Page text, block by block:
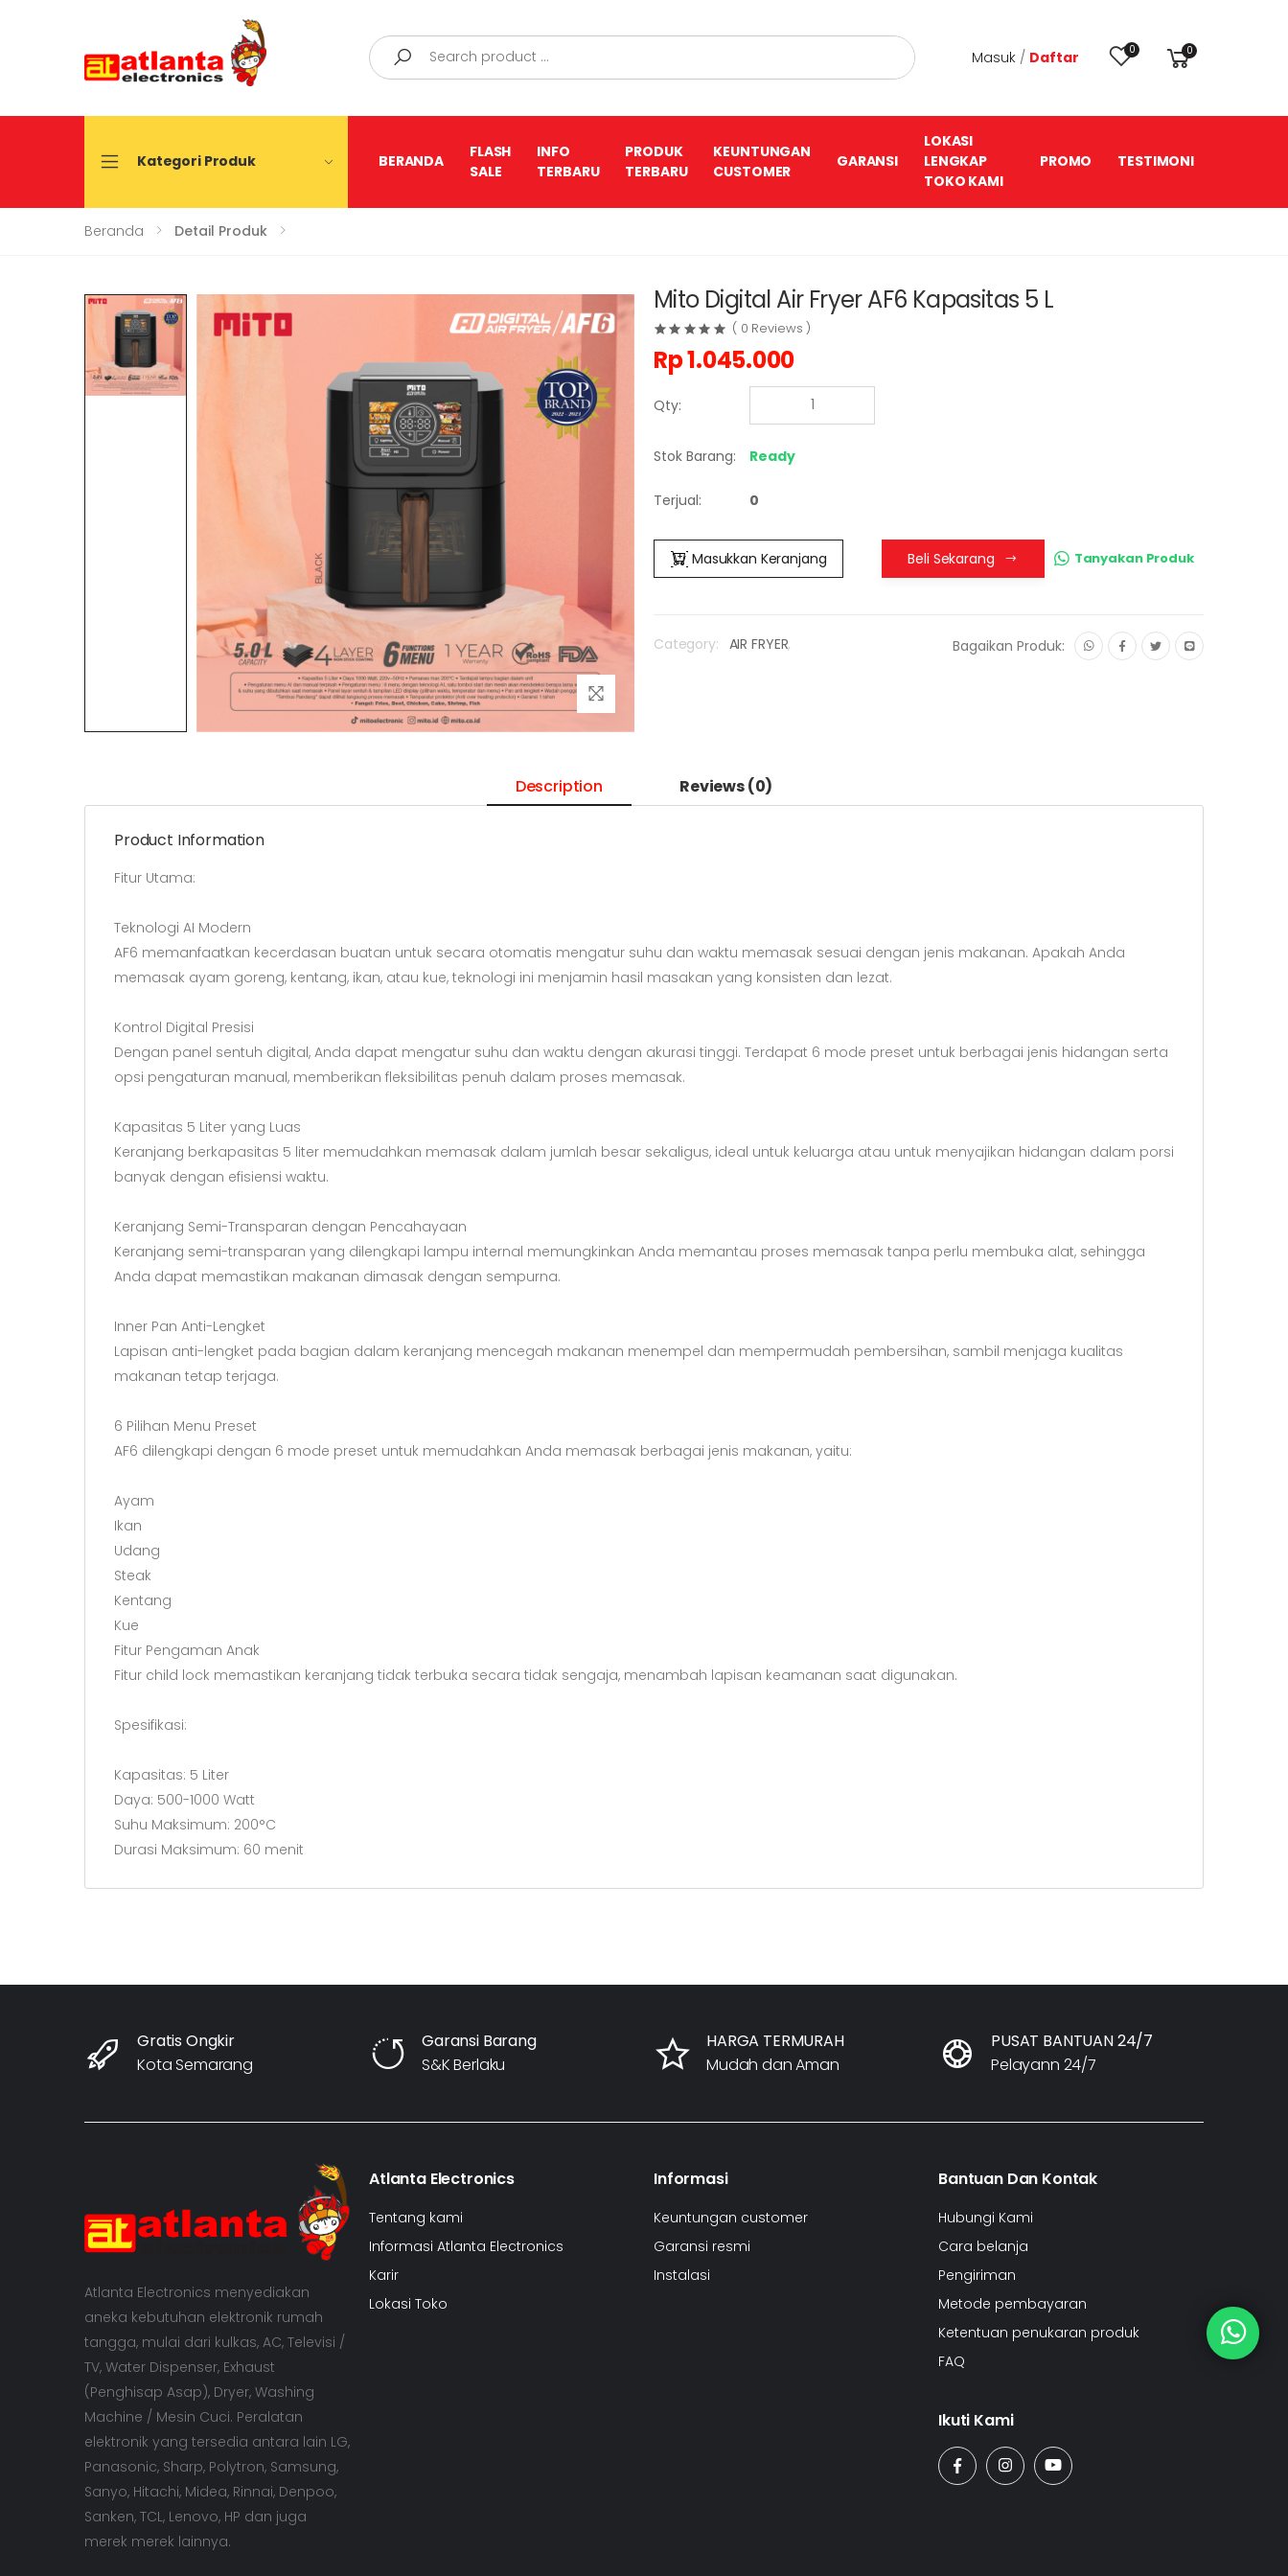
Search
Masuk / Daftar 0 0
Kategori Produk BERANDA
FLASH
SALE
INFO
TERBARU
PRODUK
TERBARU
KEUNTUNGAN
CUSTOMER
GARANSI
LOKASI
LENGKAP
TOKO KAMI
PROMO TESTIMONI
Beranda Detail Produk
Mito Digital Air Fryer AF6 Kapasitas 5 L
( 0 Reviews )
Rp1.045.000
Qty:
Stok Barang: Ready
Terjual: 0
Masukkan Keranjang Beli Sekarang Tanyakan Produk
Category: AIR FRYER, Bagaikan Produk:
Description Reviews (0)
Product Information
Fitur Utama:
Teknologi AI Modern
AF6 memanfaatkan kecerdasan buatan untuk secara otomatis mengatur suhu dan waktu memasak sesuai dengan jenis makanan. Apakah Anda
memasak ayam goreng, kentang, ikan, atau kue, teknologi ini menjamin hasil masakan yang konsisten dan lezat.
Kontrol Digital Presisi
Dengan panel sentuh digital, Anda dapat mengatur suhu dan waktu dengan akurasi tinggi. Terdapat 6 mode preset untuk berbagai jenis hidangan serta
opsi pengaturan manual, memberikan fleksibilitas penuh dalam proses memasak.
Kapasitas 5 Liter yang Luas
Keranjang berkapasitas 5 liter memudahkan memasak dalam jumlah besar sekaligus, ideal untuk keluarga atau untuk menyajikan hidangan dalam porsi
banyak dengan efisiensi waktu.
Keranjang Semi-Transparan dengan Pencahayaan
Keranjang semi-transparan yang dilengkapi lampu internal memungkinkan Anda memantau proses memasak tanpa perlu membuka alat, sehingga
Anda dapat memastikan makanan dimasak dengan sempurna.
Inner Pan Anti-Lengket
Lapisan anti-lengket pada bagian dalam keranjang mencegah makanan menempel dan mempermudah pembersihan, sambil menjaga kualitas
makanan tetap terjaga.
6 Pilihan Menu Preset
AF6 dilengkapi dengan 6 mode preset untuk memudahkan Anda memasak berbagai jenis makanan, yaitu:
Ayam
Ikan
Udang
Steak
Kentang
Kue
Fitur Pengaman Anak
Fitur child lock memastikan keranjang tidak terbuka secara tidak sengaja, menambah lapisan keamanan saat digunakan.
Spesifikasi:
Kapasitas: 5 Liter
Daya: 500-1000 Watt
Suhu Maksimum: 200°C
Durasi Maksimum: 60 menit
Gratis Ongkir
Kota Semarang
Garansi Barang
S&K Berlaku
HARGA TERMURAH
Mudah dan Aman
PUSAT BANTUAN 24/7
Pelayann 24/7
Atlanta Electronics menyediakan
aneka kebutuhan elektronik rumah
tangga, mulai dari kulkas, AC, Televisi /
TV, Water Dispenser, Exhaust
(Penghisap Asap), Dryer, Washing
Machine / Mesin Cuci. Peralatan
elektronik yang tersedia antara lain LG,
Panasonic, Sharp, Polytron, Samsung,
Sanyo, Hitachi, Midea, Rinnai, Denpoo,
Sanken, TCL, Lenovo, HP dan juga
merek merek lainnya.
Atlanta Electronics
Tentang kami
Informasi Atlanta Electronics
Karir
Lokasi Toko
Informasi
Keuntungan customer
Garansi resmi
Instalasi
Bantuan Dan Kontak
Hubungi Kami
Cara belanja
Pengiriman
Metode pembayaran
Ketentuan penukaran produk
FAQ
Ikuti Kami